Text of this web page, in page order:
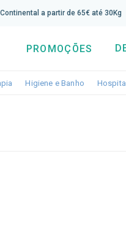
a partir de 65€ até 30Kg
PROMOÇÕES
Toggle dropdown
Higiene e Banho Toggle
Subscreva